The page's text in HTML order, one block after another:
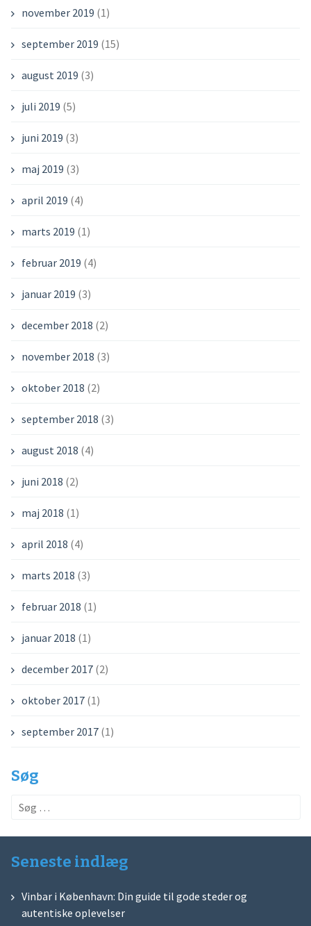
november 2019 (1)
september 2019 (15)
august 2019 (3)
juli 2019 (5)
juni 2019 (3)
maj 2019 (3)
april 2019 (4)
marts 2019 (1)
februar 2019 (4)
januar 2019 (3)
december 2018 (2)
november 2018 (3)
oktober 2018 (2)
september 2018 (3)
august 2018 (4)
juni 2018 (2)
maj 2018 (1)
april 2018 (4)
marts 2018 (3)
februar 2018 (1)
januar 2018 (1)
december 2017(2)
oktober 2017(1)
september 2017(1)
Søg
Søg
Seneste indlæg
Vinbar i København: Din guide til gode steder og
autentiske oplevelser